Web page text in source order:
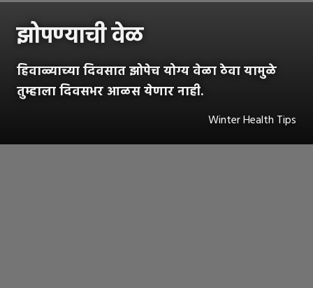
झोपण्याची वेळ
हिवाळ्याच्या दिवसात झोपेच योग्य वेळा ठेवा यामुळे
तुम्हाला दिवसभर आळस येणार नाही.
Winter Health Tips